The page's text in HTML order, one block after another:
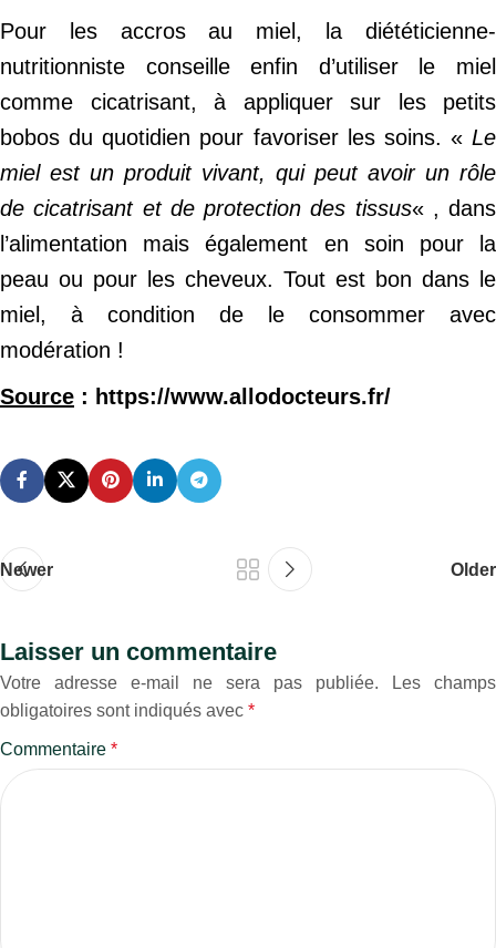
Pour les accros au miel, la diététicienne-
nutritionniste conseille enfin d’utiliser le miel
comme cicatrisant, à appliquer sur les petits
bobos du quotidien pour favoriser les soins. « Le
miel est un produit vivant, qui peut avoir un rôle
de cicatrisant et de protection des tissus« , dans
l’alimentation mais également en soin pour la
peau ou pour les cheveux. Tout est bon dans le
miel, à condition de le consommer avec
modération !
Source : https://www.allodocteurs.fr/
Newer Older
Laisser un commentaire
Votre adresse e-mail ne sera pas publiée.
Les champs
obligatoires sont indiqués avec *
Commentaire *